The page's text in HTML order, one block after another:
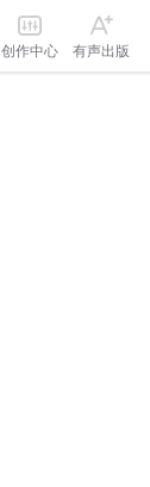
创作中心 有声出版